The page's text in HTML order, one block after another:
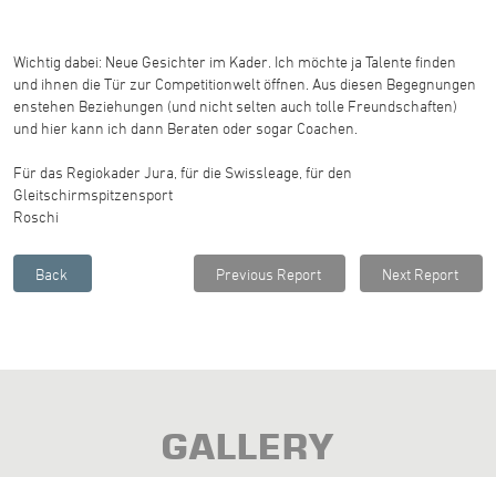
Wichtig dabei: Neue Gesichter im Kader. Ich möchte ja Talente finden
und ihnen die Tür zur Competitionwelt öffnen. Aus diesen Begegnungen
enstehen Beziehungen (und nicht selten auch tolle Freundschaften)
und hier kann ich dann Beraten oder sogar Coachen.
Für das Regiokader Jura, für die Swissleage, für den
Gleitschirmspitzensport
Roschi
GALLERY